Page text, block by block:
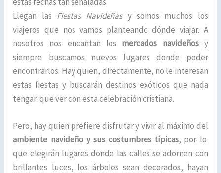
Llegan las Fiestas Navideñasy somos muchos los
viajeros que nos vamos planteando dónde viajar. A
nosotros nos encantan los mercados navideñosy
siempre buscamos nuevos lugares donde poder
encontrarlos. Hay quien, directamente, no le interesan
estas fiestas y buscarán destinos exóticos que nada
tengan que ver con esta celebración cristiana.
Pero, hay quien prefiere disfrutar y vivir al máximo del
ambiente navideño y sus costumbres típicas, por lo
que elegirán lugares donde las calles se adornen con
brillantes luces, los árboles sean decorados, hayan